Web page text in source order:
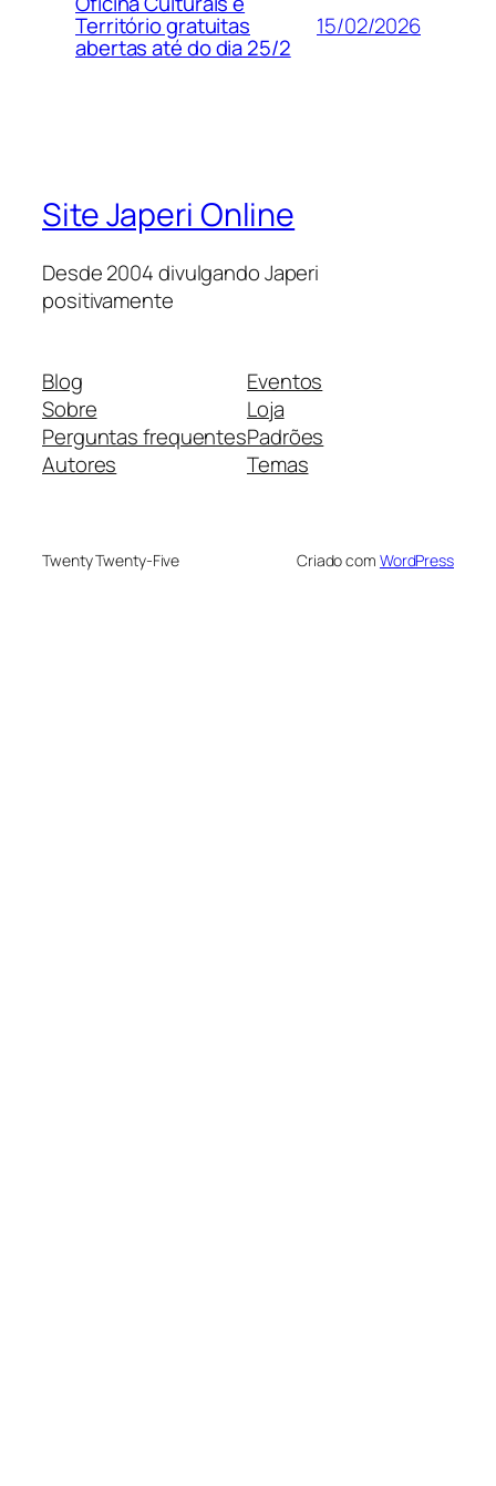
Território gratuitas
abertas até do dia 25/2
15/02/2026
Site Japeri Online
Desde 2004 divulgando Japeri
positivamente
Blog
Sobre
Perguntas frequentes
Autores
Eventos
Loja
Padrões
Temas
Twenty Twenty-Five Criado com WordPress